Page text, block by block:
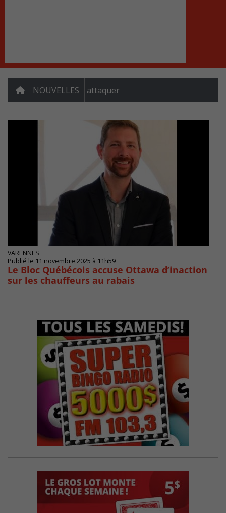
NOUVELLES attaquer
VARENNES
Publié le 11 novembre 2025 à 11h59
Le Bloc Québécois accuse Ottawa d’inaction
sur les chauffeurs au rabais